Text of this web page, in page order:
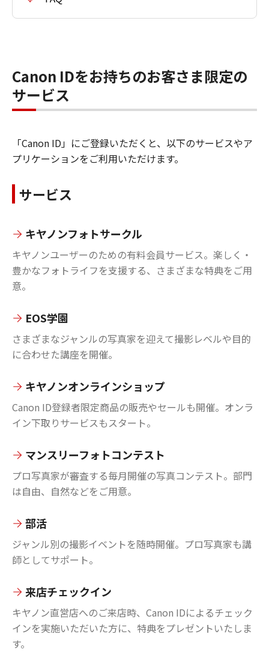
Canon IDをお持ちのお客さま限定の
サービス
「Canon ID」にご登録いただくと、以下のサービスやア
プリケーションをご利用いただけます。
サービス
キヤノンフォトサークル
キヤノンユーザーのための有料会員サービス。楽しく・
豊かなフォトライフを支援する、さまざまな特典をご用
意。
EOS学園
さまざまなジャンルの写真家を迎えて撮影レベルや目的
に合わせた講座を開催。
キヤノンオンラインショップ
Canon ID登録者限定商品の販売やセールも開催。オンラ
イン下取りサービスもスタート。
マンスリーフォトコンテスト
プロ写真家が審査する毎月開催の写真コンテスト。部門
は自由、自然などをご用意。
部活
ジャンル別の撮影イベントを随時開催。プロ写真家も講
師としてサポート。
来店チェックイン
キヤノン直営店へのご来店時、Canon IDによるチェック
インを実施いただいた方に、特典をプレゼントいたしま
す。